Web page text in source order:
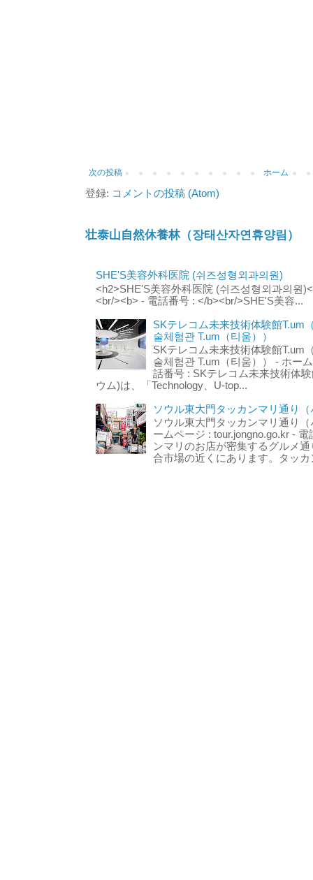
次の投稿 ホーム
登録: コメントの投稿 (Atom)
壮泰山自然休養林（장태산자연휴양림）
SHE'S美容外科医院 (쉬즈성형외과의원)
<h2>SHE'S美容外科医院 (쉬즈성형외과의원
<br/><b> - 電話番号 : </b><br/>SHE'S美容...
SKテレコム未来技術体験館T.um
술체험관 T.um（티움））
SKテレコム未来技術体験館T.um
술체험관 T.um（티움）） - ホー
話番号 : SKテレコム未来技術体
ウム)は、「Technology、U-top...
ソウル東大門タッカンマリ通り
ソウル東大門タッカンマリ通り
ームページ : tour.jongno.go.kr -
ンマリのお店が密集するグルメ
合市場の近くにあります。タッ